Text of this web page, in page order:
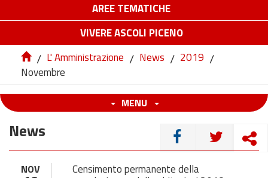
AREE TEMATICHE
VIVERE ASCOLI PICENO
/ L' Amministrazione / News / 2019 /
Novembre
MENU
CONDIVIDI
News
NOV Censimento permanente della